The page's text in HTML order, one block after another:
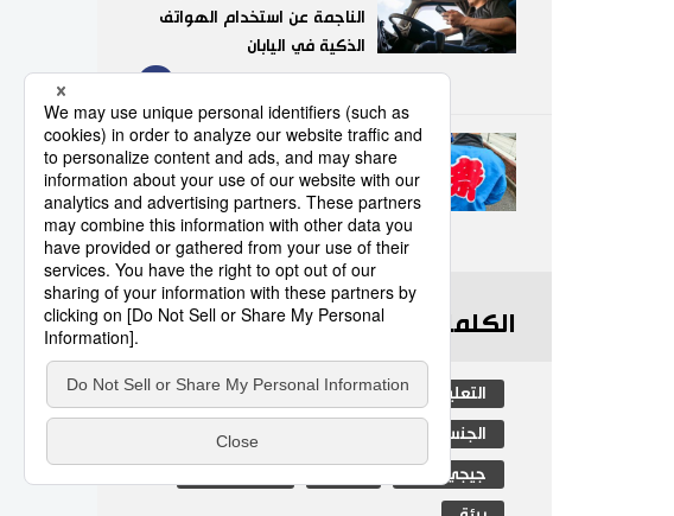
9
الناجمة عن استخدام الهواتف
الذكية في اليابان
10
”هابي“.. السترة التقليدية التي
تضفي روحًا خاصة على
المهرجانات اليابانية
05/08/2026
الكلمات الأكثر بحثا
التعليم الياباني مجتمع طوكيو
الجنس
جيجي برس